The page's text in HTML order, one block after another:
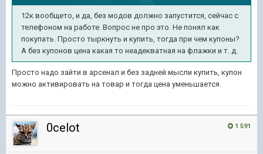
12к вообщето, и да, без модов должно запустится, сейчас с
телефоном на работе. Вопрос не про это. Не понял как
покупать. Просто тыркнуть и купить, тогда при чем купоны?
А без купонов цена какая то неадекватная на флажки и т. д.
Просто надо зайти в арсенал и без задней мысли купить, купон
можно активировать на товар и тогда цена уменьшается.
1 591
0celot